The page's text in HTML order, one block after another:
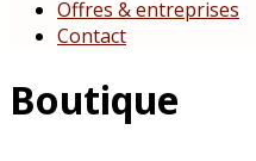
Offres & entreprises
Contact
Boutique